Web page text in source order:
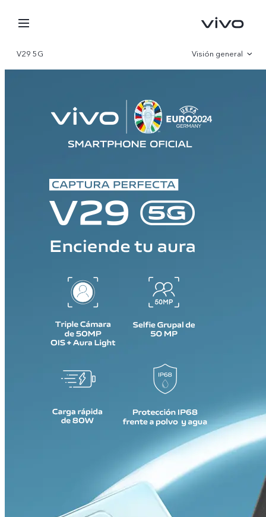
V29 5G Visión general
Especificaciones